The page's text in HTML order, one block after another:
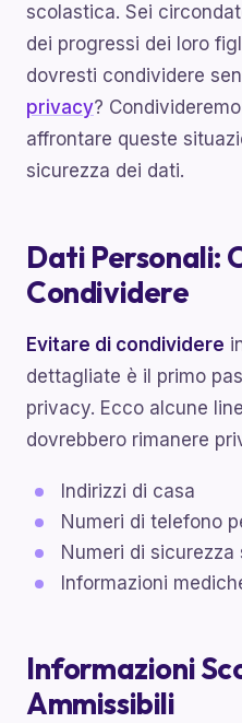
scolastica. Sei
dei progressi dei loro
dovresti condividere
privacy?
affrontare queste
sicurezza dei dati.
Dati Personali:
Condividere
Evitare di condividere
dettagliate è il primo
privacy. Ecco alcune
dovrebbero rimanere
Indirizzi di casa
Numeri di telefono
Numeri di sicurezza
Informazioni
Informazioni
Ammissibili